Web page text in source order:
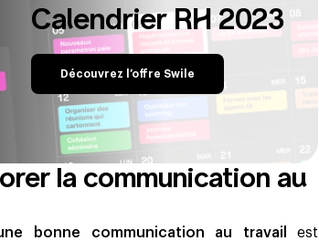
Calendrier RH 2023
Découvrez l’offre Swile
la communication au
bonne communication au travailest